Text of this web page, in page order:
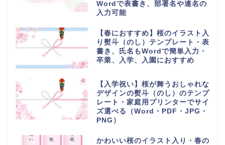
Wordで表書き、部署名や連名の
入力可能
【春におすすめ】桜のイラスト入
り熨斗（のし）テンプレート・表
書き、氏名もWordで簡単入力・
卒業、入学、入園におすすめ
【入学祝い】桜が舞うおしゃれな
デザインの熨斗（のし）のテンプ
レート・家庭用プリンターでサイ
ズ選べる（Word・PDF・JPG・
PNG）
かわいい桜のイラスト入り・春の